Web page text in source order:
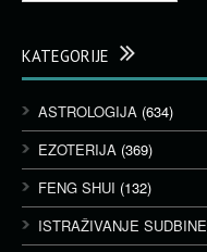
KATEGORIJE
ASTROLOGIJA (634)
EZOTERIJA (369)
FENG SHUI (132)
ISTRAŽIVANJE SUDBINE